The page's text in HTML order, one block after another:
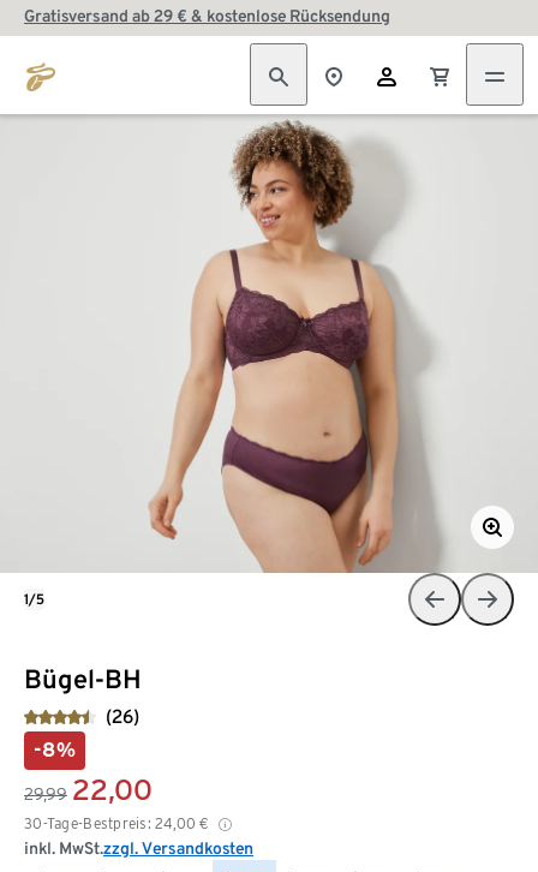
Gratisversand ab 29 € & kostenlose Rücksendung
Bügel-BH
(26)
-8%
29,99 22,00
30-Tage-Bestpreis: 24,00 €
inkl. MwSt.zzgl. Versandkosten
1/5